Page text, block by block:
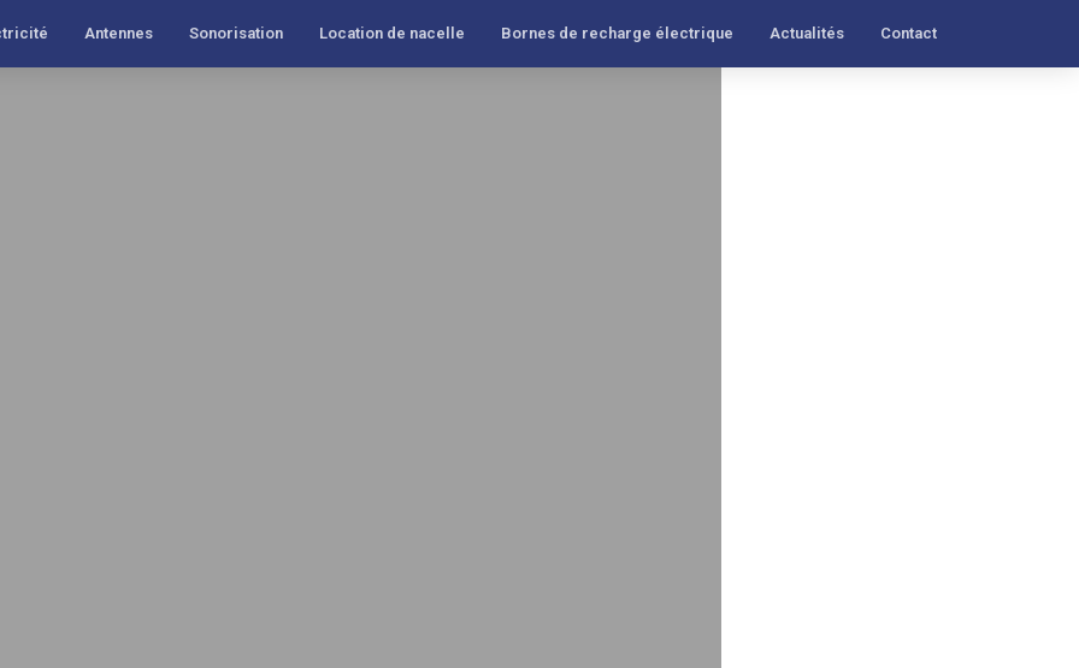
Antennes Sonorisation Location de nacelle Bornes de recharge électrique Actualités Contact